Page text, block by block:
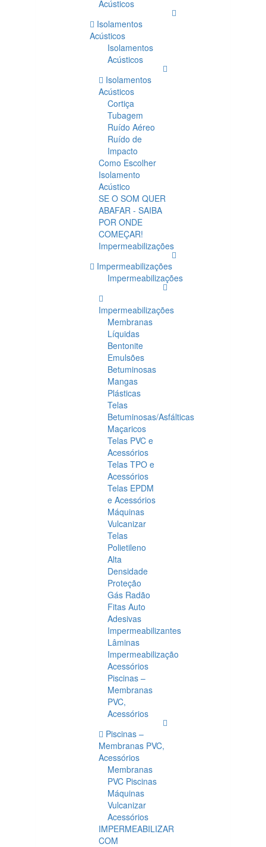
Acústicos
Isolamentos
Acústicos
Isolamentos
Acústicos
Isolamentos
Acústicos
Cortiça
Tubagem
Ruído Aéreo
Ruído de
Impacto
Como Escolher
Isolamento
Acústico
SE O SOM QUER
ABAFAR - SAIBA
POR ONDE
COMEÇAR!
Impermeabilizações
Impermeabilizações
Impermeabilizações
Impermeabilizações
Membranas
Líquidas
Bentonite
Emulsões
Betuminosas
Mangas
Plásticas
Telas
Betuminosas/Asfálticas
Maçaricos
Telas PVC e
Acessórios
Telas TPO e
Acessórios
Telas EPDM
e Acessórios
Máquinas
Vulcanizar
Telas
Polietileno
Alta
Densidade
Proteção
Gás Radão
Fitas Auto
Adesivas
Impermeabilizantes
Lâminas
Impermeabilização
Acessórios
Piscinas –
Membranas
PVC,
Acessórios
Piscinas –
Membranas PVC,
Acessórios
Membranas
PVC Piscinas
Máquinas
Vulcanizar
Acessórios
IMPERMEABILIZAR
COM